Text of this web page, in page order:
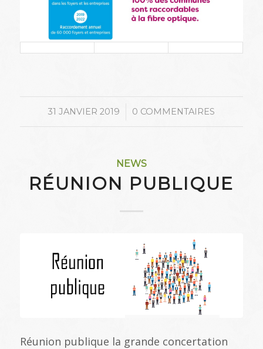
31 JANVIER 2019
/ 0 COMMENTAIRES
NEWS
RÉUNION PUBLIQUE
Réunion publique la grande concertation